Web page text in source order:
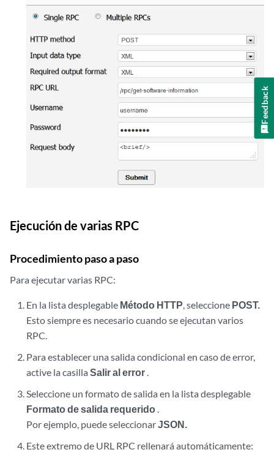
Ejecución de varias RPC
Procedimiento paso a paso
Para ejecutar varias RPC:
En la lista desplegable Método HTTP, seleccione POST.
Esto siempre es necesario cuando se ejecutan varios
RPC.
Para establecer una salida condicional en caso de error,
active la casillaSalir al error .
Seleccione un formato de salida en la lista desplegable
Formato de salida requerido .
Por ejemplo, puede seleccionarJSON.
Este extremo de URL RPC rellenará automáticamente:
Feedback